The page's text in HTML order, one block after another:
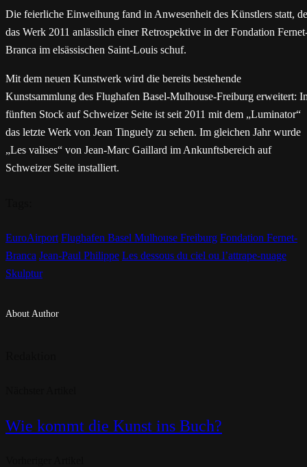
Die feierliche Einweihung fand in Anwesenheit des Künstlers statt,
das Werk 2011 anlässlich einer Retrospektive in der Fondation
Branc­a im elsässischen Saint-Louis schuf.
Mit dem neuen Kunstwerk wird die bereits bestehende
Kunstsammlung des Flughafen Basel-Mulhouse-Freiburg erweitert:
fünften Stock auf Schweizer Seite ist seit 2011 mit dem „Luminator“
das letzte Werk von Jean Tinguely zu sehen. Im gleichen Jahr wurde
„Les valises“ von Jean-Marc Gaillard im Ankunftsbereich auf
Schweizer Seite installiert.
EuroAirport Flughafen Basel Mulhouse Freiburg Fondation Fernet-
Branca Jean-Paul Philippe Les dessous du ciel ou l’attrape-nuage
Skulptur
About Author
Wie kommt die Kunst ins Buch?